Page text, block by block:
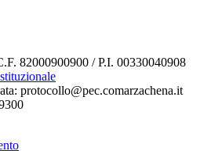
82000900900 / P.I. 00330040908
protocollo@pec.comarzachena.it